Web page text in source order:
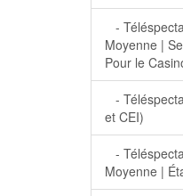
-
Moyenne |
Pour le
-
et CEI)
-
Moyenne |